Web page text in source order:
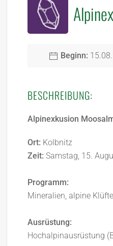
Beginn:
BESCHREIBUNG:
Alpinexkusion
Ort: Kolbnitz
Zeit: Samstag, 15.
Programm:
Mineralien, alpine
Ausrüstung:
Hochalpinausrüstung